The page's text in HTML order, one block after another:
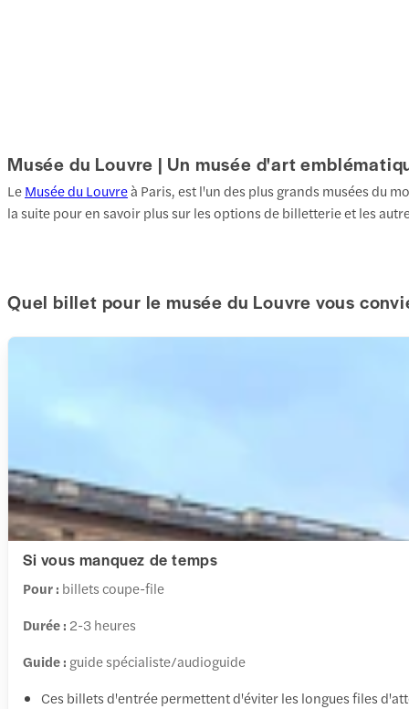
Musée du Louvre | Un musée d'art
LeMusée du Louvreà Paris, est l'un des plus grands musées du
la suite pour en savoir plus sur les options de billetterie et les
Quel billet pour le musée du Louvre vous
Si vous manquez de temps
Pour : billets coupe-file
Durée : 2-3 heures
Guide : guide spécialiste/audioguide
Ces billets d'entrée permettent d'éviter les longues files